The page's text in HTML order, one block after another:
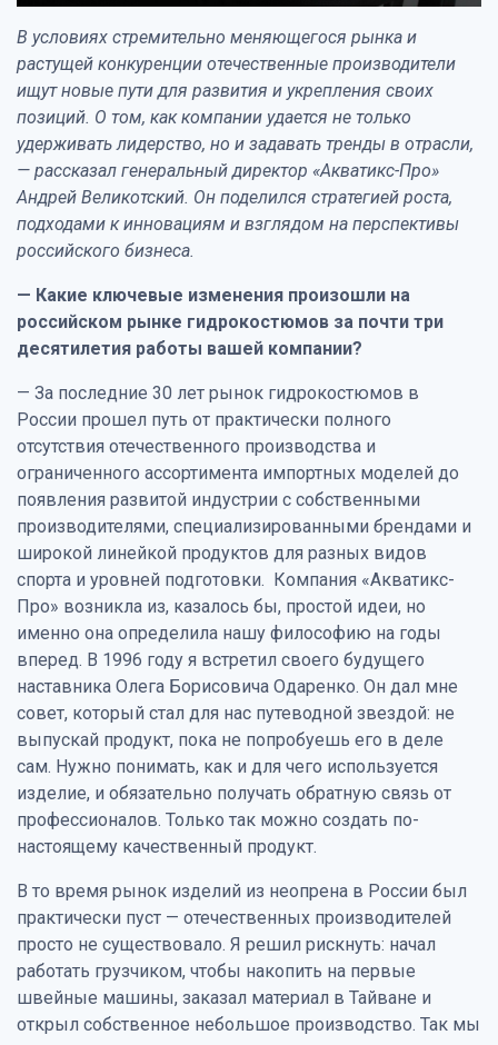
В условиях стремительно меняющегося рынка и
растущей конкуренции отечественные производители
ищут новые пути для развития и укрепления своих
позиций. О том, как компании удается не только
удерживать лидерство, но и задавать тренды в отрасли,
— рассказал генеральный директор «Акватикс-Про»
Андрей Великотский. Он поделился стратегией роста,
подходами к инновациям и взглядом на перспективы
российского бизнеса.
— Какие ключевые изменения произошли на
российском рынке гидрокостюмов за почти три
десятилетия работы вашей компании?
— За последние 30 лет рынок гидрокостюмов в
России прошел путь от практически полного
отсутствия отечественного производства и
ограниченного ассортимента импортных моделей до
появления развитой индустрии с собственными
производителями, специализированными брендами и
широкой линейкой продуктов для разных видов
спорта и уровней подготовки. Компания «Акватикс-
Про» возникла из, казалось бы, простой идеи, но
именно она определила нашу философию на годы
вперед. В 1996 году я встретил своего будущего
наставника Олега Борисовича Одаренко. Он дал мне
совет, который стал для нас путеводной звездой: не
выпускай продукт, пока не попробуешь его в деле
сам. Нужно понимать, как и для чего используется
изделие, и обязательно получать обратную связь от
профессионалов. Только так можно создать по-
настоящему качественный продукт.
В то время рынок изделий из неопрена в России был
практически пуст — отечественных производителей
просто не существовало. Я решил рискнуть: начал
работать грузчиком, чтобы накопить на первые
швейные машины, заказал материал в Тайване и
открыл собственное небольшое производство. Так мы